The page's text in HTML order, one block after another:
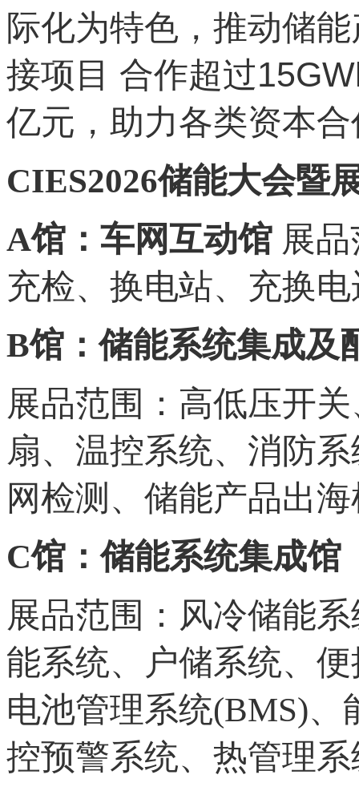
际化为特色，推动储
接项目 合作超过
亿元，助力各类资本
CIES2026储能大会暨
A馆：车网互动馆 展
充检、换电站、充换
B馆：储能系统集成及
展品范围：高低压开
扇、温控系统、消防
网检测、储能产品出
C馆：储能系统集成馆
展品范围：风冷储能
能系统、户储系统、
电池管理系统(BMS)
控预警系统、热管理